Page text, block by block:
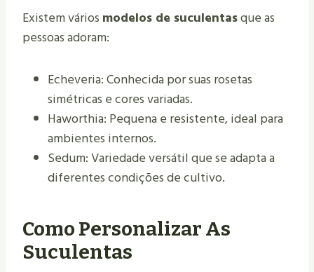
Existem vários modelos de suculentasque as
pessoas adoram:
Echeveria: Conhecida por suas rosetas
simétricas e cores variadas.
Haworthia: Pequena e resistente, ideal para
ambientes internos.
Sedum: Variedade versátil que se adapta a
diferentes condições de cultivo.
Como Personalizar As
Suculentas